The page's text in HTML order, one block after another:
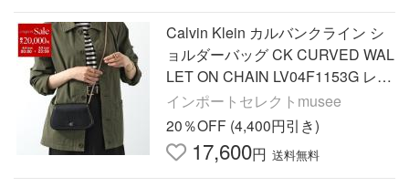
Calvin Klein カルバンクライン シ
ョルダーバッグ CK CURVED WAL
LET ON CHAIN LV04F1153G レデ
ィース チェーン ウォレットバッグ
ロゴ 鞄 UB1 Black
インポートセレクトmusee
20％OFF (4,400円引き)
17,600円 送料無料